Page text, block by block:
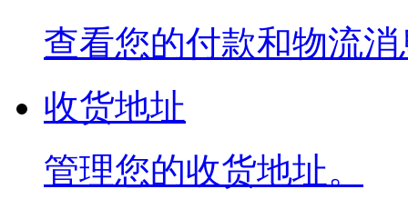
查看您的付款和物流消
收货地址
管理您的收货地址。